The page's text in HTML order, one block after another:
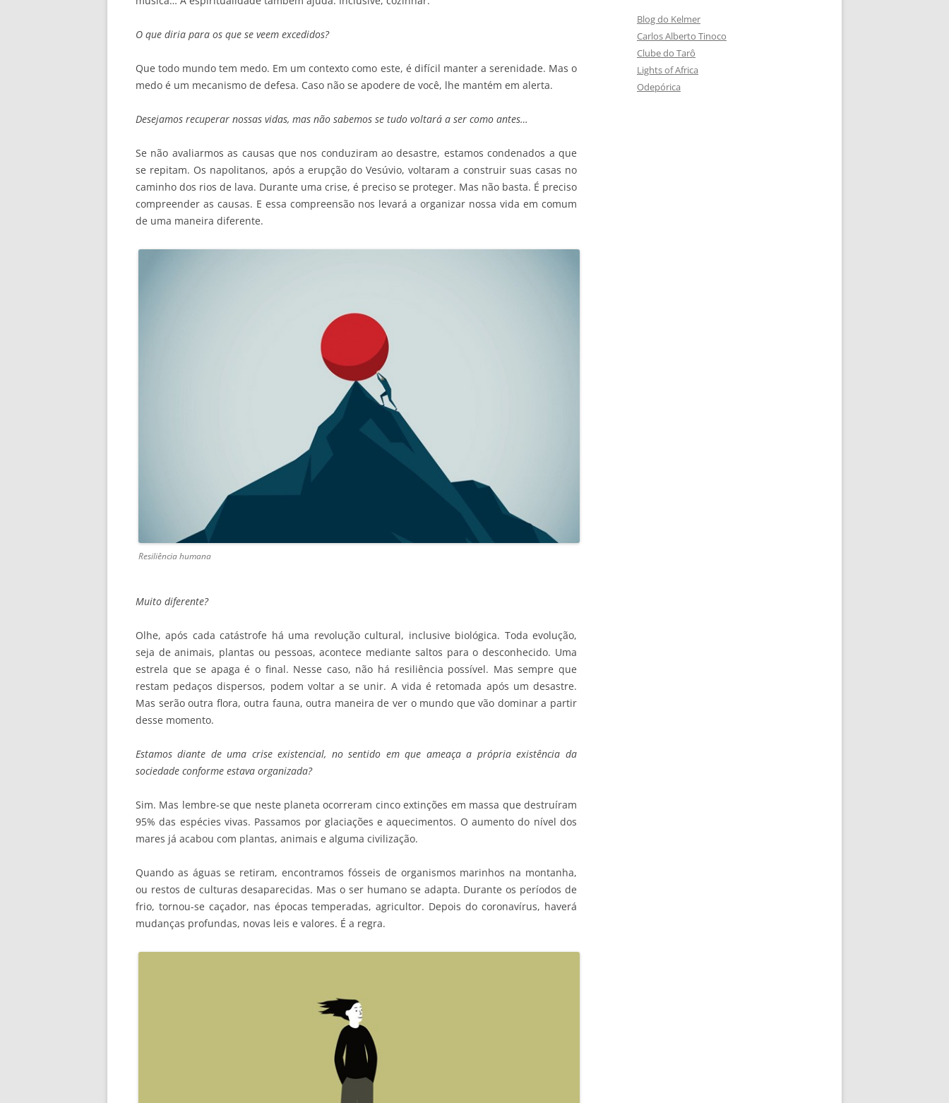
O que diria para os que se veem excedidos?
Que todo mundo tem medo. Em um contexto como este, é difícil manter a serenidade. Mas o
medo é um mecanismo de defesa. Caso não se apodere de você, lhe mantém em alerta.
Desejamos recuperar nossas vidas, mas não sabemos se tudo voltará a ser como antes…
Se não avaliarmos as causas que nos conduziram ao desastre, estamos condenados a que
se repitam. Os napolitanos, após a erupção do Vesúvio, voltaram a construir suas casas no
caminho dos rios de lava. Durante uma crise, é preciso se proteger. Mas não basta. É preciso
compreender as causas. E essa compreensão nos levará a organizar nossa vida em comum
de uma maneira diferente.
Resiliência humana
Muito diferente?
Olhe, após cada catástrofe há uma revolução cultural, inclusive biológica. Toda evolução,
seja de animais, plantas ou pessoas, acontece mediante saltos para o desconhecido. Uma
estrela que se apaga é o final. Nesse caso, não há resiliência possível. Mas sempre que
restam pedaços dispersos, podem voltar a se unir. A vida é retomada após um desastre.
Mas serão outra flora, outra fauna, outra maneira de ver o mundo que vão dominar a partir
desse momento.
Estamos diante de uma crise existencial, no sentido em que ameaça a própria existência da
sociedade conforme estava organizada?
Sim. Mas lembre-se que neste planeta ocorreram cinco extinções em massa que destruíram
95% das espécies vivas. Passamos por glaciações e aquecimentos. O aumento do nível dos
mares já acabou com plantas, animais e alguma civilização.
Quando as águas se retiram, encontramos fósseis de organismos marinhos na montanha,
ou restos de culturas desaparecidas. Mas o ser humano se adapta. Durante os períodos de
frio, tornou-se caçador, nas épocas temperadas, agricultor. Depois do coronavírus, haverá
mudanças profundas, novas leis e valores. É a regra.
Blog do Kelmer
Carlos Alberto Tinoco
Clube do Tarô
Lights of Africa
Odepórica